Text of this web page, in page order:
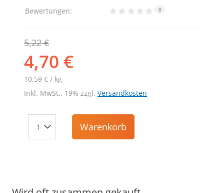
Bewertungen:
0
5,22 €
4,70 €
10,59 € / kg
Inkl. MwSt., 19% zzgl. Versandkosten
Warenkorb